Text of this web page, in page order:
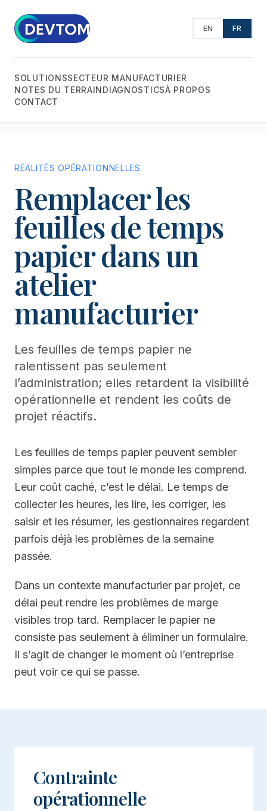
EN FR
SOLUTIONSSECTEUR MANUFACTURIER
NOTES DU TERRAINDIAGNOSTICSÀ PROPOS
CONTACT
RÉALITÉS OPÉRATIONNELLES
Remplacer les
feuilles de temps
papier dans un
atelier
manufacturier
Les feuilles de temps papier ne
ralentissent pas seulement
l’administration; elles retardent la visibilité
opérationnelle et rendent les coûts de
projet réactifs.
Les feuilles de temps papier peuvent sembler
simples parce que tout le monde les comprend.
Leur coût caché, c’est le délai. Le temps de
collecter les heures, les lire, les corriger, les
saisir et les résumer, les gestionnaires regardent
parfois déjà les problèmes de la semaine
passée.
Dans un contexte manufacturier par projet, ce
délai peut rendre les problèmes de marge
visibles trop tard. Remplacer le papier ne
consiste pas seulement à éliminer un formulaire.
Il s’agit de changer le moment où l’entreprise
peut voir ce qui se passe.
Contrainte
opérationnelle